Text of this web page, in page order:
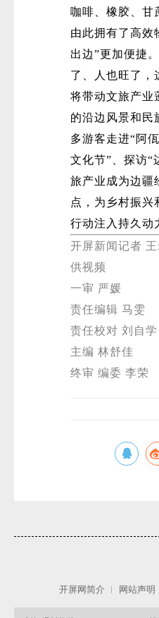
咖啡、橡胶、甘
由此拥有了高效
出边”更加便捷
了、人也旺了，
将带动文旅产业
的沿边风景和民
多游客走进“阿
文化节”、探访“
旅产业成为边疆
点，为乡村振兴
行动注入持久动
开屏新闻记者
供视频
一审 严媛
责任编辑 马雯
责任校对 刘自学
主编 林舒佳
终审 编委 李荣
开屏网简介 网站声明